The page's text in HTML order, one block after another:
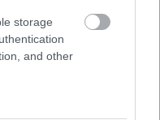
storage
and other